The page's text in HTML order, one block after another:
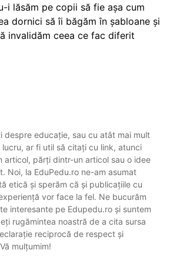
i lăsăm pe copii să fie așa cum
dornici să îi băgăm în șabloane și
invalidăm ceea ce fac diferit
despre educație, sau cu atât mai mult
ar fi util să citați cu link, atunci
articol, părți dintr-un articol sau o idee
Noi, la EduPedu.ro ne-am asumat
etică și sperăm că și publicațiile cu
vor face la fel. Ne bucurăm
interesante pe Edupedu.ro și suntem
rugămintea noastră de a cita sursa
reciprocă de respect și
mulțumim!